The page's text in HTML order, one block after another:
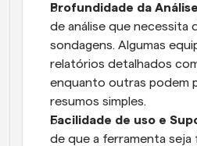
Profundidade da Análise
de análise que necessita
sondagens. Algumas
relatórios detalhados
enquanto outras podem
resumos simples.
Facilidade de uso e
de que a ferramenta seja